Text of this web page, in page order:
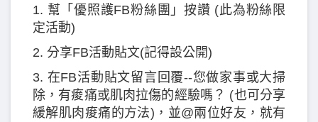
1. 幫「優照護FB粉絲團」按讚 (此為粉絲限
定活動)
2. 分享FB活動貼文(記得設公開)
3. 在FB活動貼文留言回覆--您做家事或大掃
除，有痠痛或肌肉拉傷的經驗嗎？ (也可分享
緩解肌肉痠痛的方法)，並@兩位好友，就有